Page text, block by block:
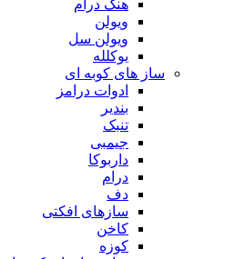
هنگ درام
ویولن
ویولن سل
یوکلله
ساز های کوبه ای
ادوات درامز
بندیر
تنبک
جیمبی
داربوکا
درام
دف
سازهای افکتی
کاخن
کوزه